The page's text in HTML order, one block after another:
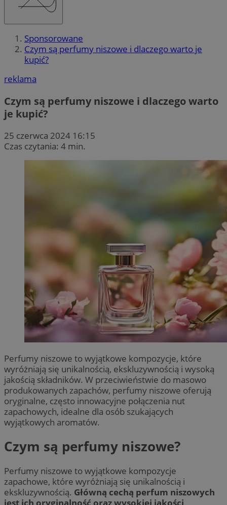
Sponsorowane
Czym są perfumy niszowe i dlaczego warto je
kupić?
reklama
Czym są perfumy niszowe i dlaczego warto
je kupić?
25 czerwca 2024 16:15
Czas czytania: 4 min.
Perfumy niszowe to wyjątkowe kompozycje, które
wyróżniają się unikalnością, ekskluzywnością i wysoką
jakością składników. W przeciwieństwie do masowo
produkowanych zapachów, perfumy niszowe oferują
oryginalne, często innowacyjne połączenia nut
zapachowych, idealne dla osób szukających
wyjątkowych aromatów.
Czym są perfumy niszowe?
Perfumy niszowe to wyjątkowe kompozycje
zapachowe, które wyróżniają się unikalnością i
ekskluzywnością. Główną cechą perfum niszowych
jest ich oryginalność oraz wysokiej jakości